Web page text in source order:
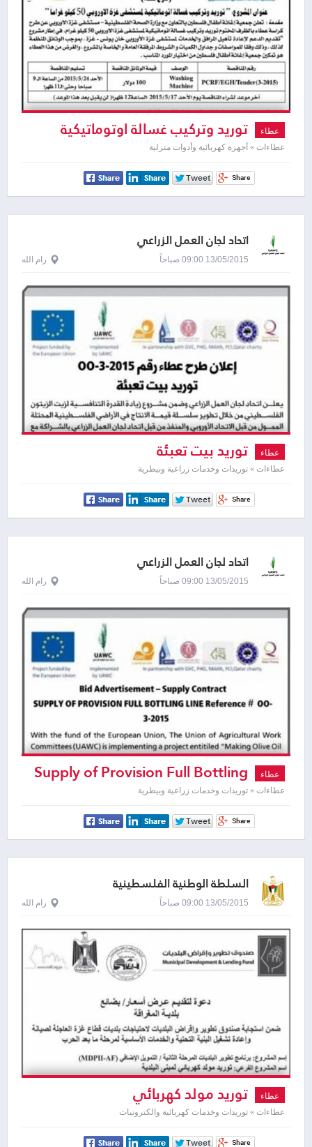
عطاء توريد وتركيب غسالة اوتوماتيكية
عطاءات » أجهزة كهربائية وأدوات منزلية
اتحاد لجان العمل الزراعي
13/05/2015 09:00 صباحاً رام الله
عطاء توريد بيت تعبئة
عطاءات » توريدات وخدمات زراعية وبيطرية
اتحاد لجان العمل الزراعي
13/05/2015 09:00 صباحاً رام الله
عطاء Supply of Provision Full Bottling
Line
عطاءات » توريدات وخدمات زراعية وبيطرية
السلطة الوطنية الفلسطينية
13/05/2015 09:00 صباحاً رام الله
عطاء توريد مولد كهربائي
عطاءات » توريدات وخدمات كهربائية والكترونيات